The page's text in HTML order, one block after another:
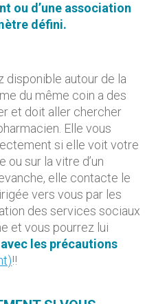
ou d’une association
défini.
disponible autour de la
du même coin a des
et doit aller chercher
Elle vous
si elle voit votre
sur la vitre d’un
elle contacte le
vers vous par les
des services sociaux
et vous pourrez lui
avec les précautions
!!